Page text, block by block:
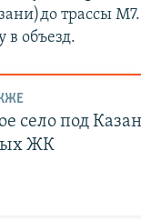
трассы
в объезд.
село под
ЖК